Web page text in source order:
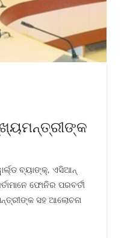
ବ୍ୟାଙ୍କ୍, ଏସିଆନ୍
ଫୋନିର ପରବର୍ତୀ
ସହ ଆଲୋଚନା